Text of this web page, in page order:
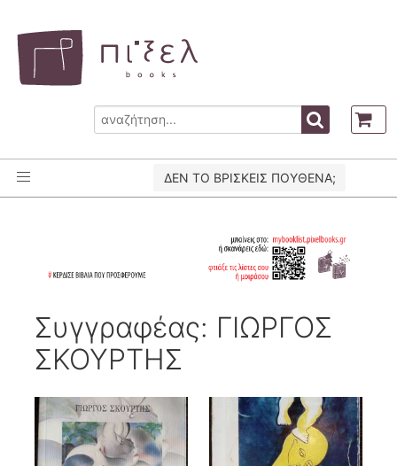
ΔΕΝ ΤΟ ΒΡΙΣΚΕΙΣ ΠΟΥΘΕΝΑ;
Συγγραφέας: ΓΙΩΡΓΟΣ
ΣΚΟΥΡΤΗΣ